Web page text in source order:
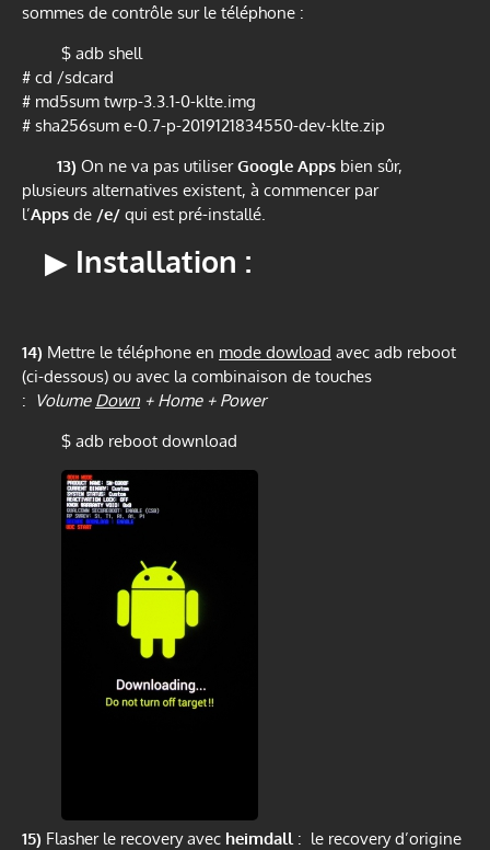
sommes de contrôle sur le téléphone :
$ adb shell
# cd /sdcard
# md5sum twrp-3.3.1-0-klte.img
# sha256sum e-0.7-p-2019121834550-dev-klte.zip
13) On ne va pas utiliserGoogle Apps bien sûr,
plusieurs alternatives existent, à commencer par
l’Apps de /e/ qui est pré-installé.
▶ Installation :
14) Mettre le téléphone en mode dowload avec adb reboot
(ci-dessous) ou avec la combinaison de touches
: Volume Down + Home + Power
$ adb reboot download
15) Flasher le recovery avec heimdall : le recovery d’origine